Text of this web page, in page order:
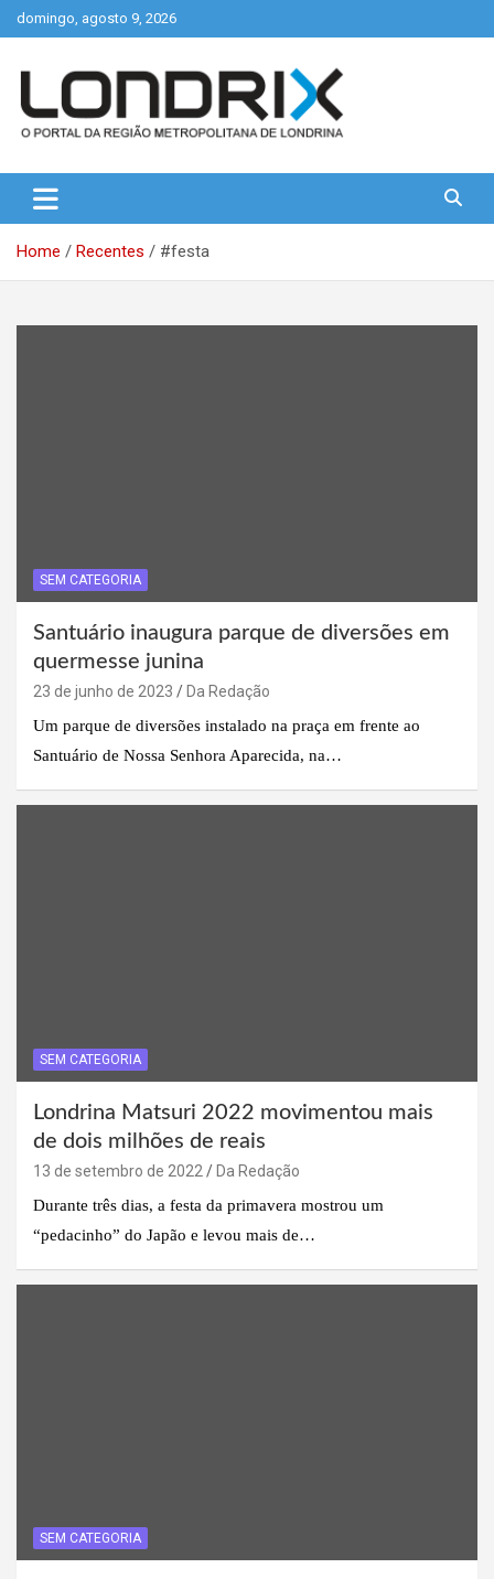
Skip
to
domingo, agosto 9, 2026
Londrix
Home Recentes #festa
SEM CATEGORIA
Santuário inaugura parque de diversões em
quermesse junina
23 de junho de 2023
Da Redação
Um parque de diversões instalado na praça em frente ao
Santuário de Nossa Senhora Aparecida, na…
SEM CATEGORIA
Londrina Matsuri 2022 movimentou mais
de dois milhões de reais
13 de setembro de 2022
Da Redação
Durante três dias, a festa da primavera mostrou um
“pedacinho” do Japão e levou mais de…
SEM CATEGORIA